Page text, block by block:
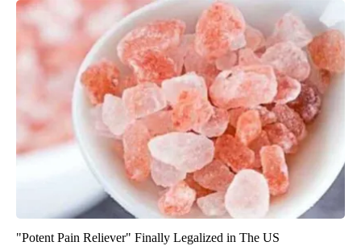
"Potent Pain Reliever" Finally Legalized in The US